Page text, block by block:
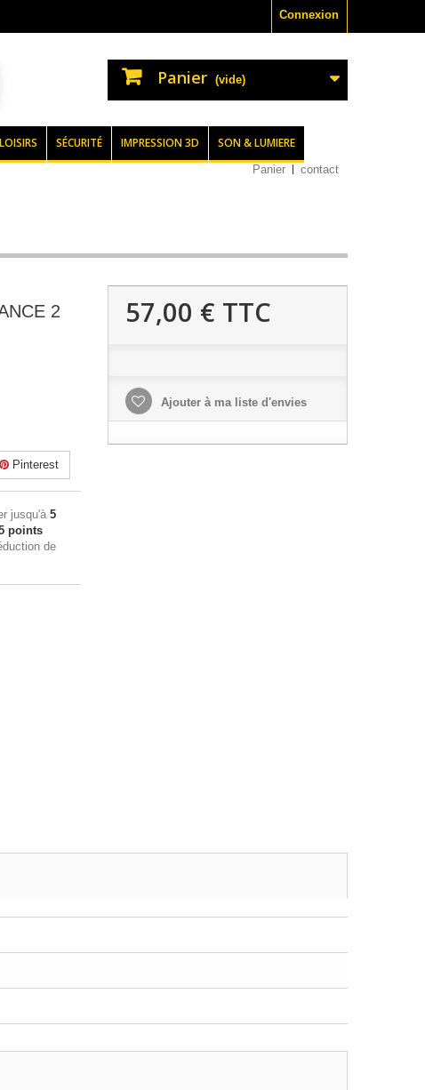
Connexion
Panier (vide)
SÉCURITÉ IMPRESSION 3D SON & LUMIERE
Panier contact
2
Pinterest
jusqu'à 5
points
de
57,00 € TTC
Ajouter à ma liste d'envies